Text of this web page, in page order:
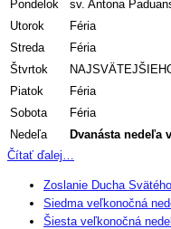
Pondelok
sv. Antona
Utorok
Féria
Streda
Féria
Štvrtok
Piatok
Féria
Sobota
Féria
Nedeľa
Dvanásta nedeľa
Čítať ďalej…
Zoslanie Ducha
Siedma veľkonočná
Šiesta veľkonočná